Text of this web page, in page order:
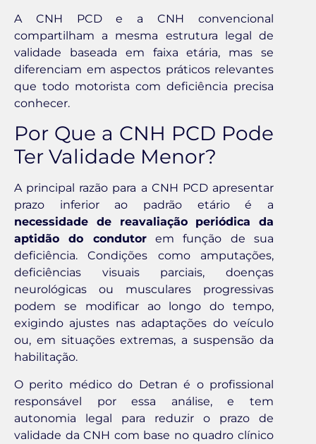
A CNH PCD e a CNH convencional
compartilham a mesma estrutura legal de
validade baseada em faixa etária, mas se
diferenciam em aspectos práticos relevantes
que todo motorista com deficiência precisa
conhecer.
Por Que a CNH PCD Pode
Ter Validade Menor?
A principal razão para a CNH PCD apresentar
prazo inferior ao padrão etário é a
necessidade de reavaliação periódica da
aptidão do condutorem função de sua
deficiência. Condições como amputações,
deficiências visuais parciais, doenças
neurológicas ou musculares progressivas
podem se modificar ao longo do tempo,
exigindo ajustes nas adaptações do veículo
ou, em situações extremas, a suspensão da
habilitação.
O perito médico do Detran é o profissional
responsável por essa análise, e tem
autonomia legal para reduzir o prazo de
validade da CNH com base no quadro clínico